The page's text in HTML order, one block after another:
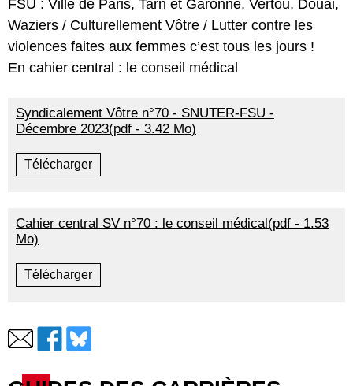
FSU : Ville de Paris, Tarn et Garonne, Vertou, Douai,
Waziers / Culturellement Vôtre / Lutter contre les
violences faites aux femmes c’est tous les jours !
En cahier central : le conseil médical
Syndicalement Vôtre n°70 - SNUTER-FSU -
Décembre 2023(pdf - 3.42 Mo)
Télécharger
Cahier central SV n°70 : le conseil médical(pdf - 1.53
Mo)
Télécharger